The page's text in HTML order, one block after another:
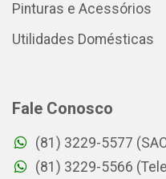
Pinturas e Acessórios
Utilidades Domésticas
Fale Conosco
(81) 3229-5577
(81) 3229-5566